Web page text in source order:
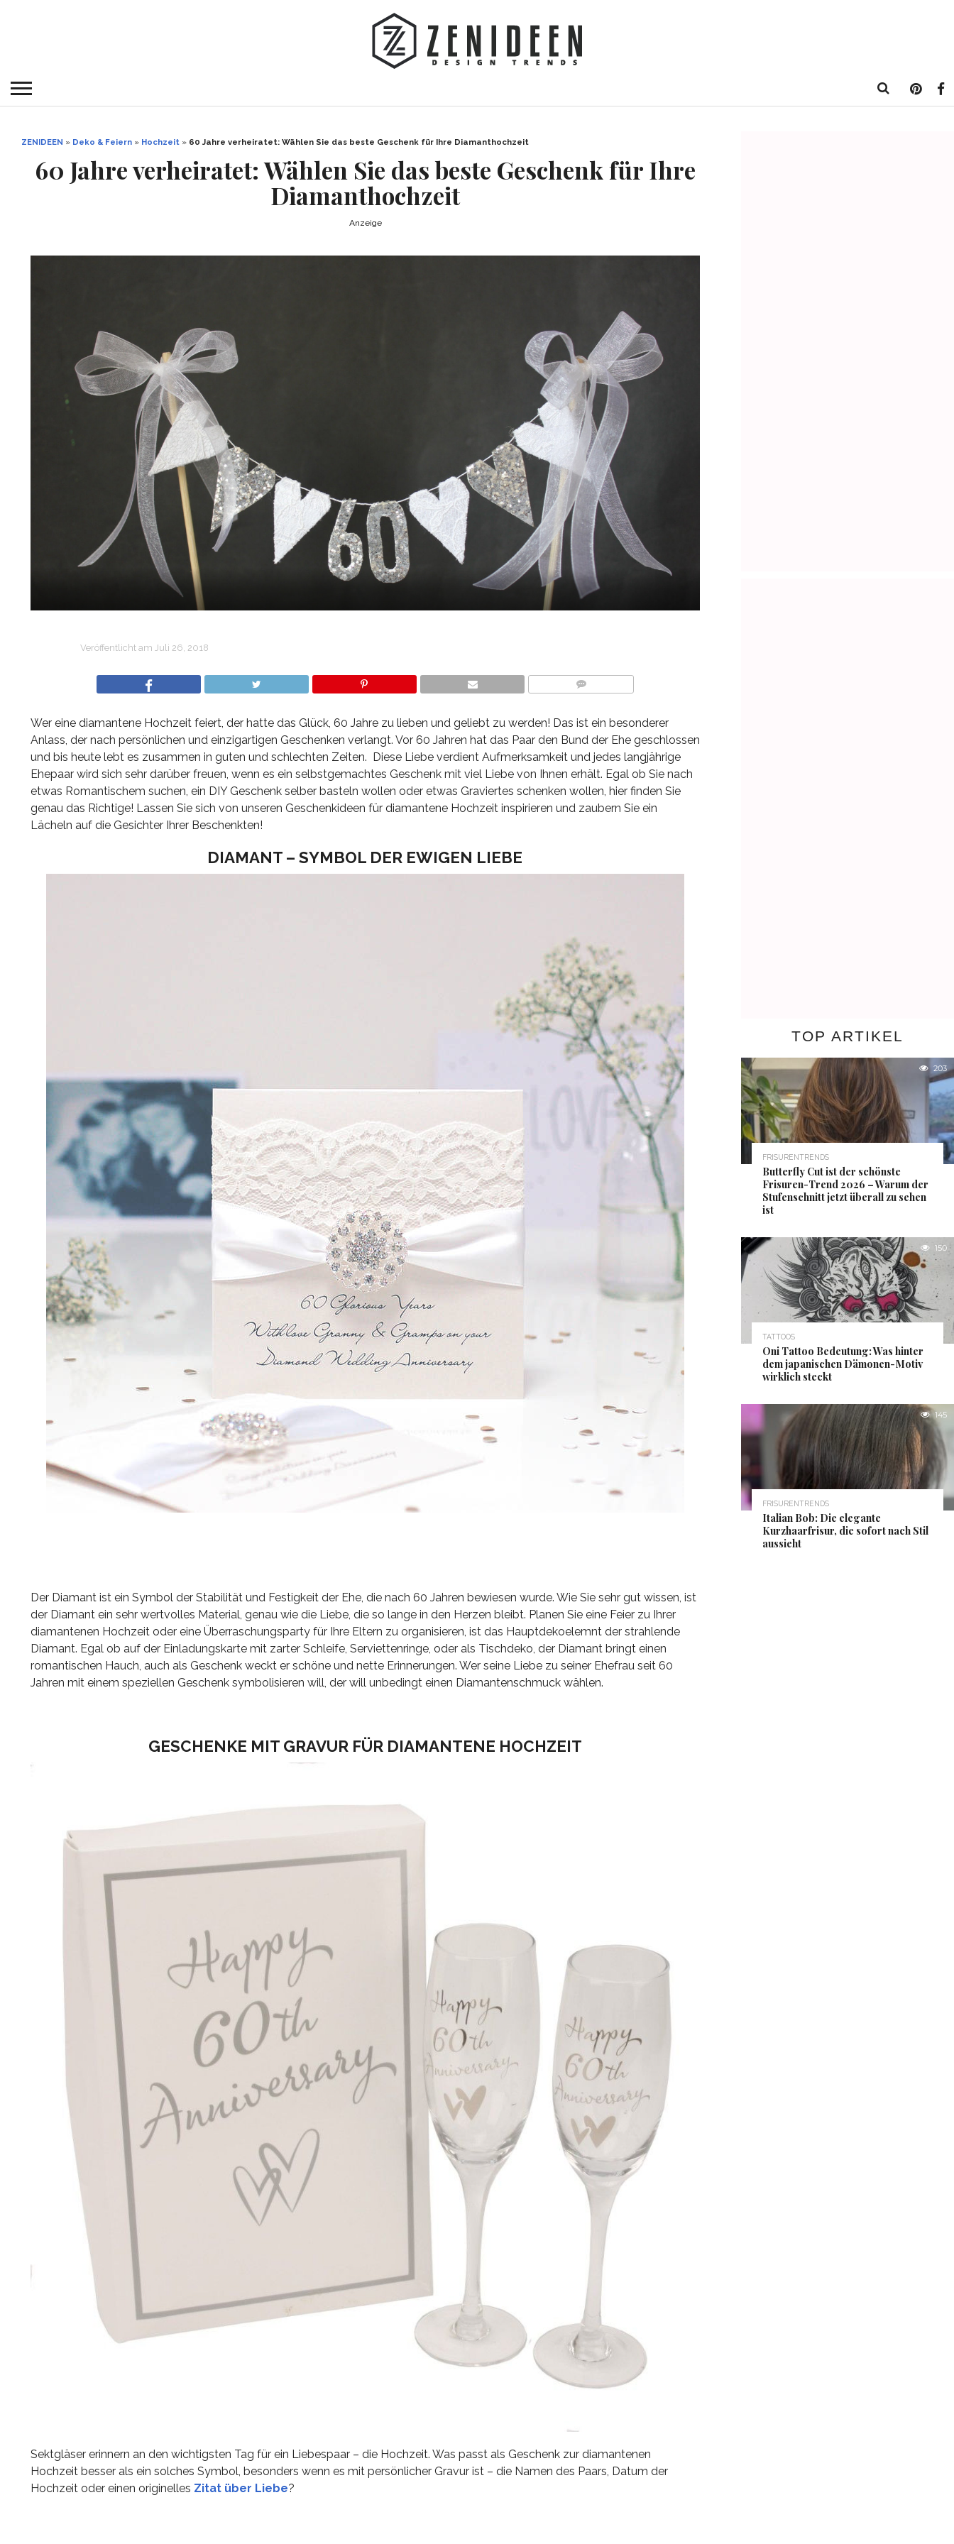
ZENIDEEN » Deko & Feiern » Hochzeit » 60 Jahre verheiratet: Wählen Sie das beste Geschenk für Ihre Diamanthochzeit
60 Jahre verheiratet: Wählen Sie das beste Geschenk für Ihre
Diamanthochzeit
Anzeige
Veröffentlicht am Juli 26, 2018
Wer eine diamantene Hochzeit feiert, der hatte das Glück, 60 Jahre zu lieben und geliebt zu werden! Das ist ein besonderer
Anlass, der nach persönlichen und einzigartigen Geschenken verlangt. Vor 60 Jahren hat das Paar den Bund der Ehe geschlossen
und bis heute lebt es zusammen in guten und schlechten Zeiten. Diese Liebe verdient Aufmerksamkeit und jedes langjährige
Ehepaar wird sich sehr darüber freuen, wenn es ein selbstgemachtes Geschenk mit viel Liebe von Ihnen erhält. Egal ob Sie nach
etwas Romantischem suchen, ein DIY Geschenk selber basteln wollen oder etwas Graviertes schenken wollen, hier finden Sie
genau das Richtige! Lassen Sie sich von unseren Geschenkideen für diamantene Hochzeit inspirieren und zaubern Sie ein
Lächeln auf die Gesichter Ihrer Beschenkten!
DIAMANT – SYMBOL DER EWIGEN LIEBE
Der Diamant ist ein Symbol der Stabilität und Festigkeit der Ehe, die nach 60 Jahren bewiesen wurde. Wie Sie sehr gut wissen, ist
der Diamant ein sehr wertvolles Material, genau wie die Liebe, die so lange in den Herzen bleibt. Planen Sie eine Feier zu Ihrer
diamantenen Hochzeit oder eine Überraschungsparty für Ihre Eltern zu organisieren, ist das Hauptdekoelemnt der strahlende
Diamant. Egal ob auf der Einladungskarte mit zarter Schleife, Serviettenringe, oder als Tischdeko, der Diamant bringt einen
romantischen Hauch, auch als Geschenk weckt er schöne und nette Erinnerungen. Wer seine Liebe zu seiner Ehefrau seit 60
Jahren mit einem speziellen Geschenk symbolisieren will, der will unbedingt einen Diamantenschmuck wählen.
GESCHENKE MIT GRAVUR FÜR DIAMANTENE HOCHZEIT
Sektgläser erinnern an den wichtigsten Tag für ein Liebespaar – die Hochzeit. Was passt als Geschenk zur diamantenen
Hochzeit besser als ein solches Symbol, besonders wenn es mit persönlicher Gravur ist – die Namen des Paars, Datum der
Hochzeit oder einen originelles Zitat über Liebe?
TOP ARTIKEL
203
FRISURENTRENDS
Butterfly Cut ist der schönste
Frisuren-Trend 2026 – Warum der
Stufenschnitt jetzt überall zu sehen
ist
150
TATTOOS
Oni Tattoo Bedeutung: Was hinter
dem japanischen Dämonen-Motiv
wirklich steckt
145
FRISURENTRENDS
Italian Bob: Die elegante
Kurzhaarfrisur, die sofort nach Stil
aussieht